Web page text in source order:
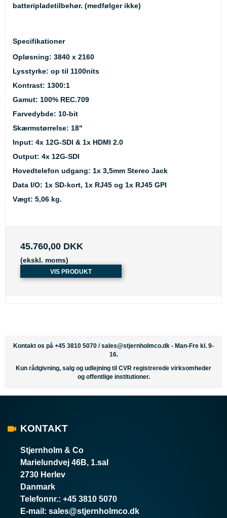
batteripladetilbehør. (medfølger ikke)
Specifikationer
Opløsning: 3840 x 2160
Lysstyrke: op til 1100nits
Kontrast: 1300:1
Gamut: 100% REC.709
Farvedybde: 10-bit
Skærmstørrelse: 18"
Input: 4x 12G-SDI & 1x HDMI 2.0
Output: 4x 12G-SDI
Hovedtelefon udgang: 1x 3,5mm Stereo Jack
Data I/O: 1x SD-kort, 1x RJ45 og 1x RJ45 GPI
Vægt: 5,06 kg.
45.760,00 DKK
(ekskl. moms)
VIS PRODUKT
Kontakt os på +45 3810 5070 /sales@stjernholmco.dk - Man-Fre kl. 9-
16.
Kun rådgivning, salg og udlejning til CVR registrerede virksomheder
og offentlige institutioner.
KONTAKT
Stjernholm & Co
Marielundvej 46B, 1.sal
2730 Herlev
Danmark
Telefonnr.: +45 3810 5070
E-mail : sales@stjernholmco.dk